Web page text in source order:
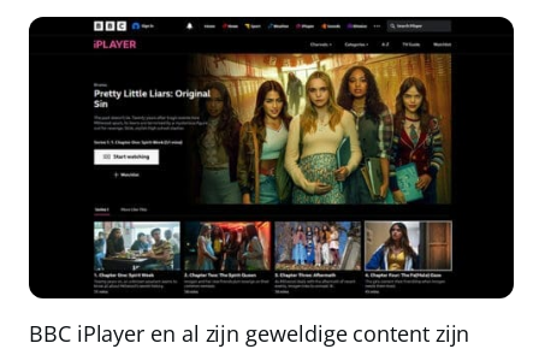
BBC iPlayer en al zijn geweldige content zijn